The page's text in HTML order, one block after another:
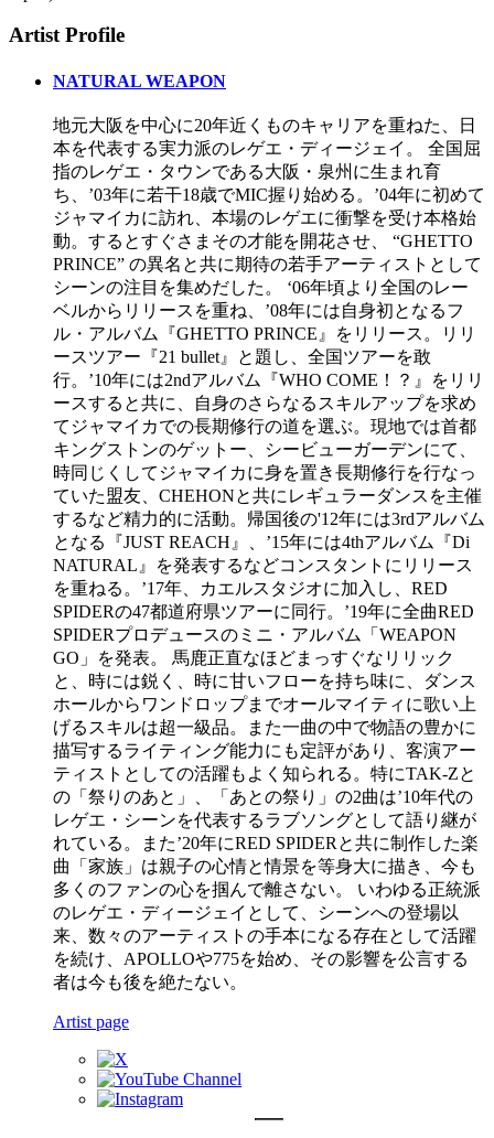
Artist Profile
NATURAL WEAPON
地元大阪を中心に20年近くものキャリアを重ねた、日
本を代表する実力派のレゲエ・ディージェイ。 全国屈
指のレゲエ・タウンである大阪・泉州に生まれ育
ち、’03年に若干18歳でMIC握り始める。’04年に初めて
ジャマイカに訪れ、本場のレゲエに衝撃を受け本格始
動。するとすぐさまその才能を開花させ、 “GHETTO
PRINCE” の異名と共に期待の若手アーティストとして
シーンの注目を集めだした。 ‘06年頃より全国のレー
ベルからリリースを重ね、’08年には自身初となるフ
ル・アルバム『GHETTO PRINCE』をリリース。リリ
ースツアー『21 bullet』と題し、全国ツアーを敢
行。’10年には2ndアルバム『WHO COME！？』をリリ
ースすると共に、自身のさらなるスキルアップを求め
てジャマイカでの長期修行の道を選ぶ。現地では首都
キングストンのゲットー、シービューガーデンにて、
時同じくしてジャマイカに身を置き長期修行を行なっ
ていた盟友、CHEHONと共にレギュラーダンスを主催
するなど精力的に活動。帰国後の'12年には3rdアルバム
となる『JUST REACH』、’15年には4thアルバム『Di
NATURAL』を発表するなどコンスタントにリリース
を重ねる。’17年、カエルスタジオに加入し、RED
SPIDERの47都道府県ツアーに同行。’19年に全曲RED
SPIDERプロデュースのミニ・アルバム「WEAPON
GO」を発表。 馬鹿正直なほどまっすぐなリリック
と、時には鋭く、時に甘いフローを持ち味に、ダンス
ホールからワンドロップまでオールマイティに歌い上
げるスキルは超一級品。また一曲の中で物語の豊かに
描写するライティング能力にも定評があり、客演アー
ティストとしての活躍もよく知られる。特にTAK-Zと
の「祭りのあと」、「あとの祭り」の2曲は’10年代の
レゲエ・シーンを代表するラブソングとして語り継が
れている。また’20年にRED SPIDERと共に制作した楽
曲「家族」は親子の心情と情景を等身大に描き、今も
多くのファンの心を掴んで離さない。 いわゆる正統派
のレゲエ・ディージェイとして、シーンへの登場以
来、数々のアーティストの手本になる存在として活躍
を続け、APOLLOや775を始め、その影響を公言する
者は今も後を絶たない。
Artist page